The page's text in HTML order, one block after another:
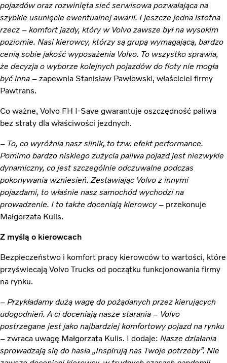
pojazdów oraz rozwinięta sieć serwisowa pozwalająca na
szybkie usunięcie ewentualnej awarii. I jeszcze jedna istotna
rzecz – komfort jazdy, który w Volvo zawsze był na wysokim
poziomie. Nasi kierowcy, którzy są grupą wymagającą, bardzo
cenią sobie jakość wyposażenia Volvo. To wszystko sprawia,
że decyzja o wyborze kolejnych pojazdów do floty nie mogła
być inna – zapewnia Stanisław Pawłowski, właściciel firmy
Pawtrans.
Co ważne, Volvo FH I-Save gwarantuje oszczędność paliwa
bez straty dla właściwości jezdnych.
– To, co wyróżnia nasz silnik, to tzw. efekt performance.
Pomimo bardzo niskiego zużycia paliwa pojazd jest niezwykle
dynamiczny, co jest szczególnie odczuwalne podczas
pokonywania wzniesień. Zestawiając Volvo z innymi
pojazdami, to właśnie nasz samochód wychodzi na
prowadzenie. I to także doceniają kierowcy– przekonuje
Małgorzata Kulis.
Z myślą o kierowcach
Bezpieczeństwo i komfort pracy kierowców to wartości, które
przyświecają Volvo Trucks od początku funkcjonowania firmy
na rynku.
– Przykładamy dużą wagę do pożądanych przez kierujących
udogodnień. A ci doceniają nasze starania – Volvo
postrzegane jest jako najbardziej komfortowy pojazd na rynku
– zwraca uwagę Małgorzata Kulis. I dodaje: Nasze działania
sprowadzają się do hasła „Inspirują nas Twoje potrzeby”. Nie